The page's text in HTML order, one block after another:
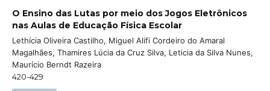
O Ensino das Lutas por meio dos Jogos Eletrônicos
nas Aulas de Educação Física Escolar
Lethícia Oliveira Castilho, Miguel Alifi Cordeiro do Amaral
Magalhães, Thamires Lúcia da Cruz Silva, Leticia da Silva Nunes,
Maurício Berndt Razeira
420-429